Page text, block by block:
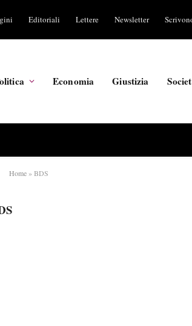
Editoriali Lettere Newsletter
Economia Giustizia
Home » BDS